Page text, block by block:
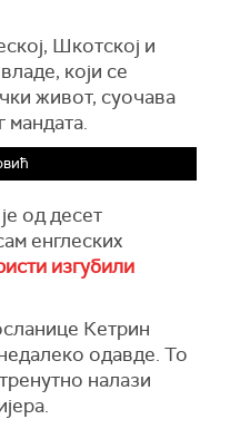
Шкотској и
који се
живот, суочава
мандата.
од десет
енглеских
изгубили
Кетрин
одавде. То
налази